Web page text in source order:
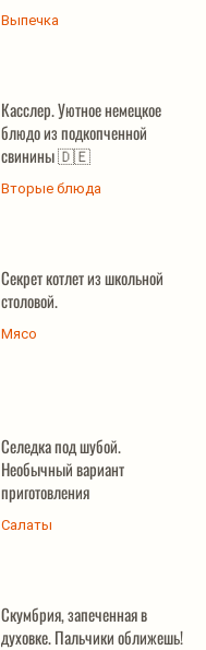
Выпечка
Касслер. Уютное немецкое
блюдо из подкопченной
свинины 🇩🇪
Вторые блюда
Секрет котлет из школьной
столовой.
Мясо
Селедка под шубой.
Необычный вариант
приготовления
Салаты
Скумбрия, запеченная в
духовке. Пальчики оближешь!